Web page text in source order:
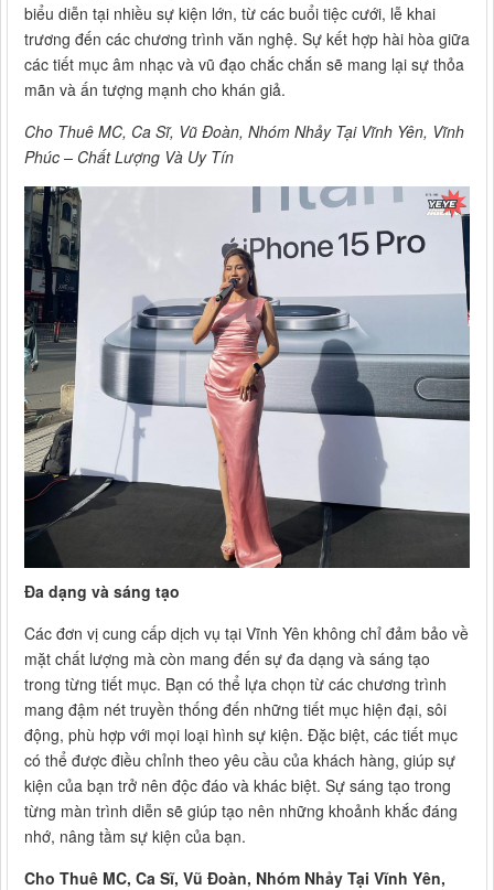
biểu diễn tại nhiều sự kiện lớn, từ các buổi tiệc cưới, lễ khai
trương đến các chương trình văn nghệ. Sự kết hợp hài hòa giữa
các tiết mục âm nhạc và vũ đạo chắc chắn sẽ mang lại sự thỏa
mãn và ấn tượng mạnh cho khán giả.
Cho Thuê MC, Ca Sĩ, Vũ Đoàn, Nhóm Nhảy Tại Vĩnh Yên, Vĩnh
Phúc – Chất Lượng Và Uy Tín
Đa dạng và sáng tạo
Các đơn vị cung cấp dịch vụ tại Vĩnh Yên không chỉ đảm bảo về
mặt chất lượng mà còn mang đến sự đa dạng và sáng tạo
trong từng tiết mục. Bạn có thể lựa chọn từ các chương trình
mang đậm nét truyền thống đến những tiết mục hiện đại, sôi
động, phù hợp với mọi loại hình sự kiện. Đặc biệt, các tiết mục
có thể được điều chỉnh theo yêu cầu của khách hàng, giúp sự
kiện của bạn trở nên độc đáo và khác biệt. Sự sáng tạo trong
từng màn trình diễn sẽ giúp tạo nên những khoảnh khắc đáng
nhớ, nâng tầm sự kiện của bạn.
Cho Thuê MC, Ca Sĩ, Vũ Đoàn, Nhóm Nhảy Tại Vĩnh Yên,